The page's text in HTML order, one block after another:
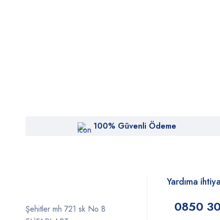
100% Güvenli Ödeme
Şehitler mh 721 sk No 8
Yardıma
0850